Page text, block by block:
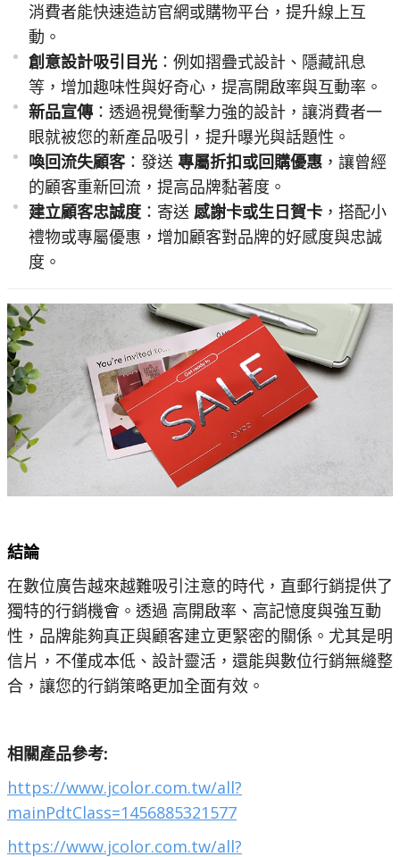
消費者能快速造訪官網或購物平台，提升線上互
動。
創意設計吸引目光 ：例如摺疊式設計、隱藏訊息
等，增加趣味性與好奇心，提高開啟率與互動率。
新品宣傳 ：透過視覺衝擊力強的設計，讓消費者一
眼就被您的新產品吸引，提升曝光與話題性。
喚回流失顧客：發送 專屬折扣或回購優惠 ，讓曾經
的顧客重新回流，提高品牌黏著度。
建立顧客忠誠度 ：寄送 感謝卡或生日賀卡 ，搭配小
禮物或專屬優惠，增加顧客對品牌的好感度與忠誠
度。
結論
在數位廣告越來越難吸引注意的時代，直郵行銷提供了
獨特的行銷機會。透過 高開啟率、高記憶度與強互動
性，品牌能夠真正與顧客建立更緊密的關係。尤其是明
信片，不僅成本低、設計靈活，還能與數位行銷無縫整
合，讓您的行銷策略更加全面有效。
相關產品參考:
https://www.jcolor.com.tw/all?
mainPdtClass=1456885321577
https://www.jcolor.com.tw/all?